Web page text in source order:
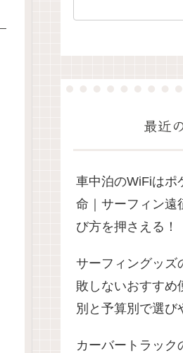
最近
車中泊のWiFiはポ
命｜サーフィン遠
び方を押さえる！
サーフィングッズ
敗しないおすすめ
別と予算別で選び
カーバートラック